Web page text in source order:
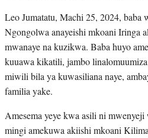
Leo Jumatatu, Machi 25, 2024, baba
Ngongolwa anayeishi mkoani Iringa
mwanaye na kuzikwa. Baba huyo
kuuawa kikatili, jambo
miwili bila ya kuwasiliana naye,
familia yake.
Amesema yeye kwa asili ni
mingi amekuwa akiishi mkoani